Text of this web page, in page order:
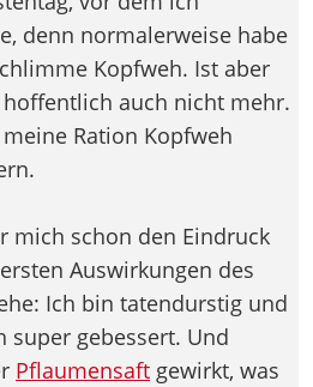
denn normalerweise habe
Kopfweh. Ist aber
auch nicht mehr.
Ration Kopfweh
mich schon den Eindruck
Auswirkungen des
Ich bin tatendurstig und
super gebessert. Und
Pflaumensaft gewirkt, was